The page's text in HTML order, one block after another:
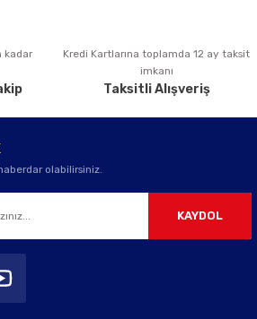
Gönder
kadar
Kredi Kartlarına toplamda 12 ay taksit
imkanı
Taksitli Alışveriş
olabilirsiniz.
KAYDOL